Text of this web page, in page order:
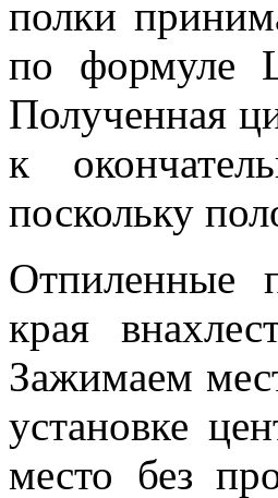
полки
по формуле
Полученная
к
поскольку
Отпиленные
края
Зажимаем
установке
место без